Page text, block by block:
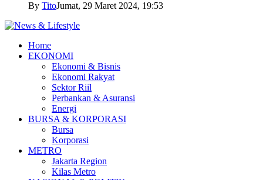
By TitoJumat, 29 Maret 2024, 19:53
Home
EKONOMI
Ekonomi & Bisnis
Ekonomi Rakyat
Sektor Riil
Perbankan & Asuransi
Energi
BURSA & KORPORASI
Bursa
Korporasi
METRO
Jakarta Region
Kilas Metro